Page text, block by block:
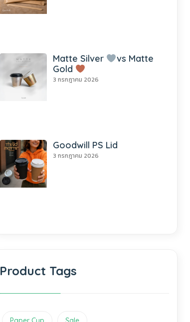
Matte Silver
vs Matte
Gold
3 กรกฎาคม 2026
Goodwill PS Lid
3 กรกฎาคม 2026
Product Tags